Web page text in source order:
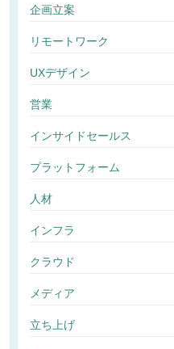
企画立案
リモートワーク
UXデザイン
営業
インサイドセールス
プラットフォーム
人材
インフラ
クラウド
メディア
立ち上げ